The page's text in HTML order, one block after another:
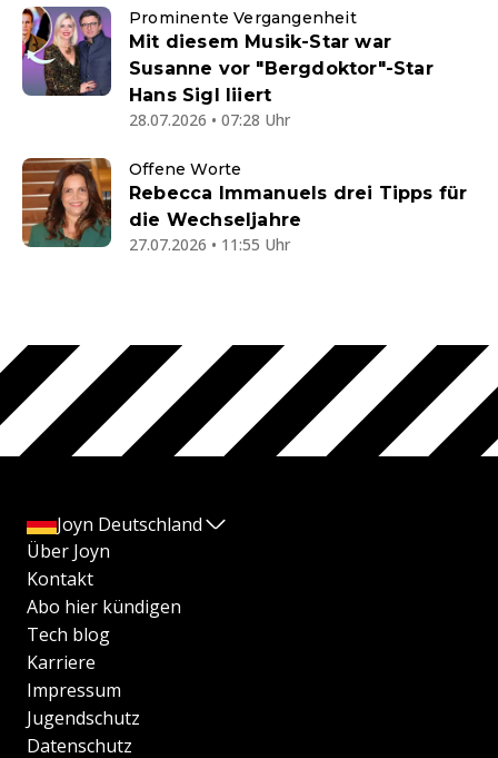
Prominente Vergangenheit
Mit diesem Musik-Star war
Susanne vor "Bergdoktor"-Star
Hans Sigl liiert
28.07.2026 • 07:28 Uhr
Offene Worte
Rebecca Immanuels drei Tipps für
die Wechseljahre
27.07.2026 • 11:55 Uhr
Joyn Deutschland
Über Joyn
Kontakt
Abo hier kündigen
Tech blog
Karriere
Impressum
Jugendschutz
Datenschutz